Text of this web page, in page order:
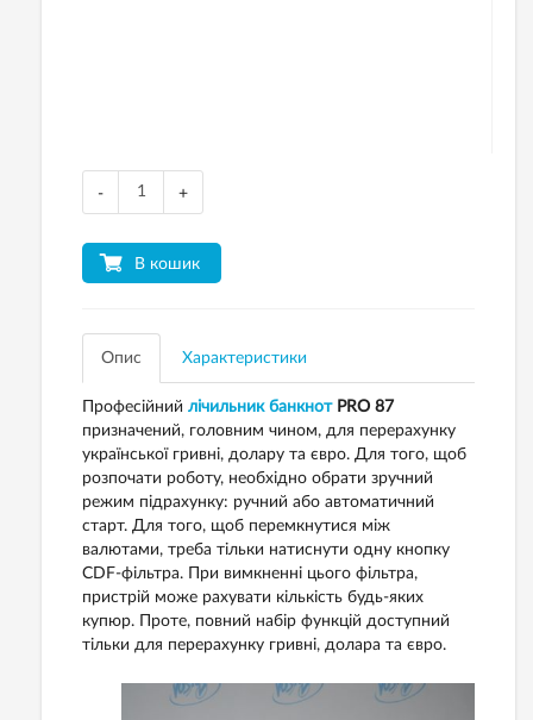
- +
В кошик
Опис Характеристики
Професійний лічильник банкнотPRO 87
призначений, головним чином, для перерахунку
української гривні, долару та євро. Для того, щоб
розпочати роботу, необхідно обрати зручний
режим підрахунку: ручний або автоматичний
старт. Для того, щоб перемкнутися між
валютами, треба тільки натиснути одну кнопку
CDF-фільтра. При вимкненні цього фільтра,
пристрій може рахувати кількість будь-яких
купюр. Проте, повний набір функцій доступний
тільки для перерахунку гривні, долара та євро.